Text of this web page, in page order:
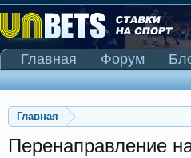
Главная
Перенаправление
Главная Форум
Сканер Pinnacle